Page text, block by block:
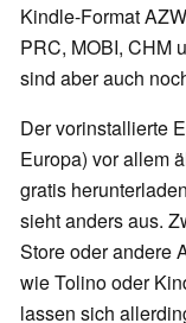
Kindle-Format
PRC, MOBI, CHM
sind aber auch
Der vorinstallierte
Europa) vor allem
gratis
sieht anders aus.
Store oder andere
wie Tolino oder
lassen sich